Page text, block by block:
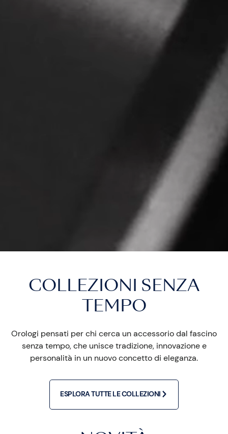
COLLEZIONI SENZA
TEMPO
Orologi pensati per chi cerca un accessorio dal fascino
senza tempo, che unisce tradizione, innovazione e
personalità in un nuovo concetto di eleganza.
ESPLORA TUTTE LE COLLEZIONI